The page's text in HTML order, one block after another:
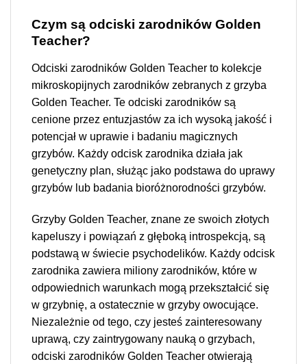
Czym są odciski zarodników Golden
Teacher?
Odciski zarodników Golden Teacher to kolekcje
mikroskopijnych zarodników zebranych z grzyba
Golden Teacher. Te odciski zarodników są
cenione przez entuzjastów za ich wysoką jakość i
potencjał w uprawie i badaniu magicznych
grzybów. Każdy odcisk zarodnika działa jak
genetyczny plan, służąc jako podstawa do uprawy
grzybów lub badania bioróżnorodności grzybów.
Grzyby Golden Teacher, znane ze swoich złotych
kapeluszy i powiązań z głęboką introspekcją, są
podstawą w świecie psychodelików. Każdy odcisk
zarodnika zawiera miliony zarodników, które w
odpowiednich warunkach mogą przekształcić się
w grzybnię, a ostatecznie w grzyby owocujące.
Niezależnie od tego, czy jesteś zainteresowany
uprawą, czy zaintrygowany nauką o grzybach,
odciski zarodników Golden Teacher otwierają